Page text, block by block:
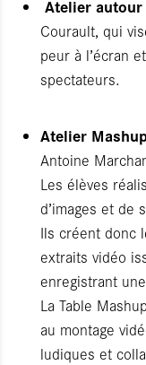
Atelier autour
Courault, qui
peur à l’écran
spectateurs.
Atelier
Antoine
Les élèves
d’images et de
Ils créent donc
extraits vidéo
enregistrant
La Table
au montage
ludiques et